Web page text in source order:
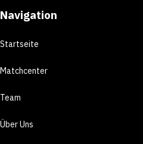
Navigation
Startseite
Matchcenter
Team
Über Uns